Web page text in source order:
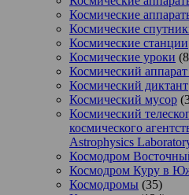
Космические
Космические
Космические станции
Космические уроки
Космический
Космический диктант
Космический мусор
Космический
космического
Astrophysics
Космодром
Космодром Куру в
Космодромы (35)